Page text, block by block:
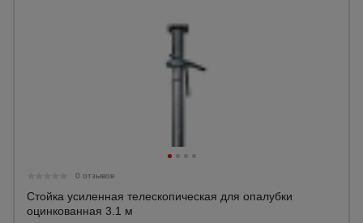
0 отзывов
Стойка усиленная телескопическая для опалубки
оцинкованная 3.1 м